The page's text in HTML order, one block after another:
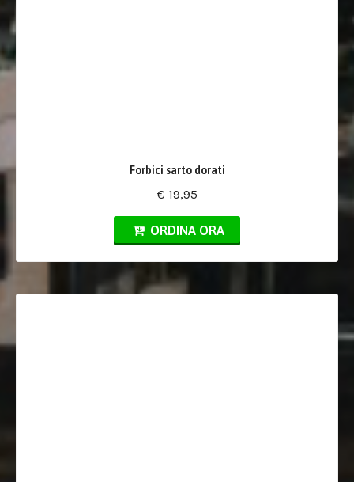
Forbici sarto dorati
€ 19,95
ORDINA ORA